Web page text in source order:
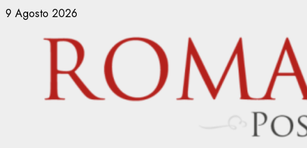
Vai
contenuto
9 Agosto 2026